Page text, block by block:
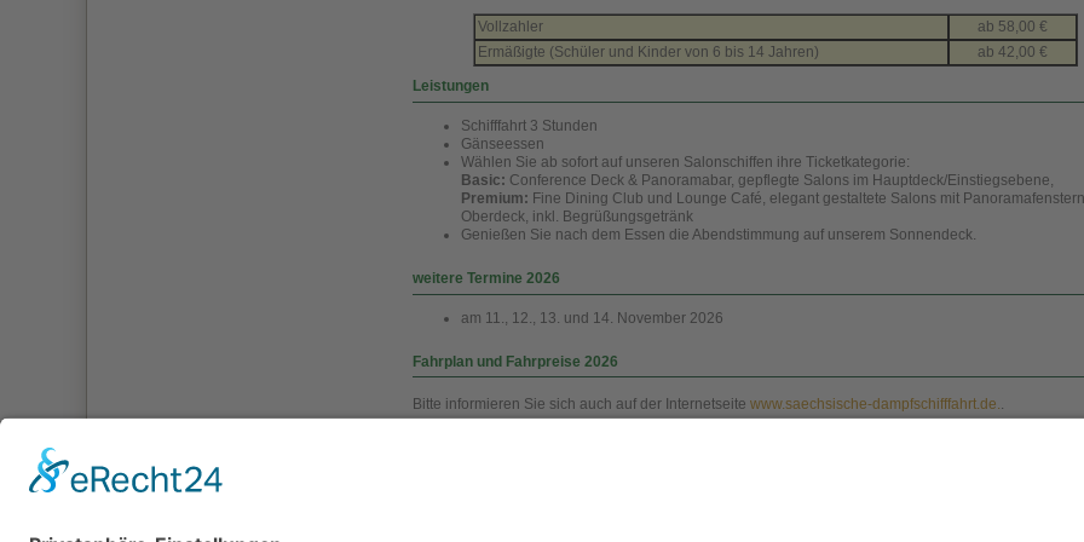
Vollzahler
ab 58,00 €
Ermäßigte (Schüler und Kinder von 6 bis 14 Jahren)
ab 42,00 €
Leistungen
Schifffahrt 3 Stunden
Gänseessen
Wählen Sie ab sofort auf unseren Salonschiffen ihre Ticketkategorie:
Basic: Conference Deck & Panoramabar, gepflegte Salons im Hauptdeck/Einstiegsebene,
Premium: Fine Dining Club und Lounge Café, elegant gestaltete Salons mit
Oberdeck, inkl. Begrüßungsgetränk
Genießen Sie nach dem Essen die Abendstimmung auf unserem Sonnendeck.
weitere Termine 2026
am 11., 12., 13. und 14. November 2026
Fahrplan und Fahrpreise 2026
Bitte informieren Sie sich auch auf der Internetseite www.saechsische-dampfschifffahrt.de..